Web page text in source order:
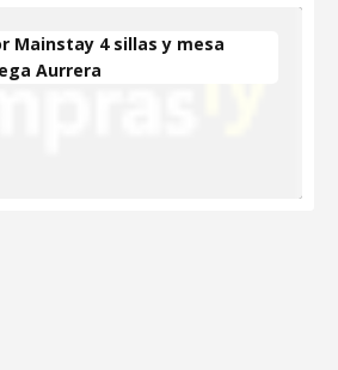
Mainstay 4 sillas y mesa
Aurrera